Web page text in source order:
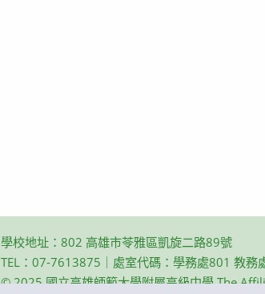
學校地址：802 高雄市苓雅區凱旋二路89號
TEL：07-7613875｜處室代碼：學務處801 教
© 2025 國立高雄師範大學附屬高級中學 The